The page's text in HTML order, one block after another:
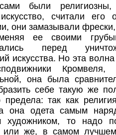
были
считали его
они замазывали
ее своими
перед
искусства. Но эта
она была
себе такую же
предела: так как
она одета самым
художником, то надо
или же, в самом